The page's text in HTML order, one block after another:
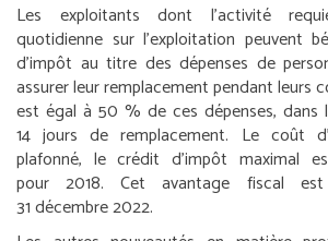
Les exploitants dont l’activité
quotidienne sur l’exploitation peuvent
d’impôt au titre des dépenses de
assurer leur remplacement pendant leurs
est égal à 50 % de ces dépenses, dans
14 jours de remplacement. Le coût
plafonné, le crédit d’impôt
pour 2018. Cet avantage fiscal est
31 décembre 2022.